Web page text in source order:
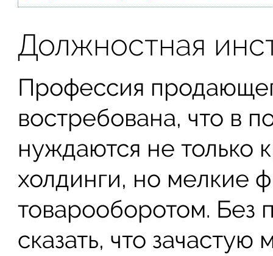
Должностная
Профессия
востребована, что в
нуждаются не только
холдинги, но мелкие
товарооборотом. Без
сказать, что